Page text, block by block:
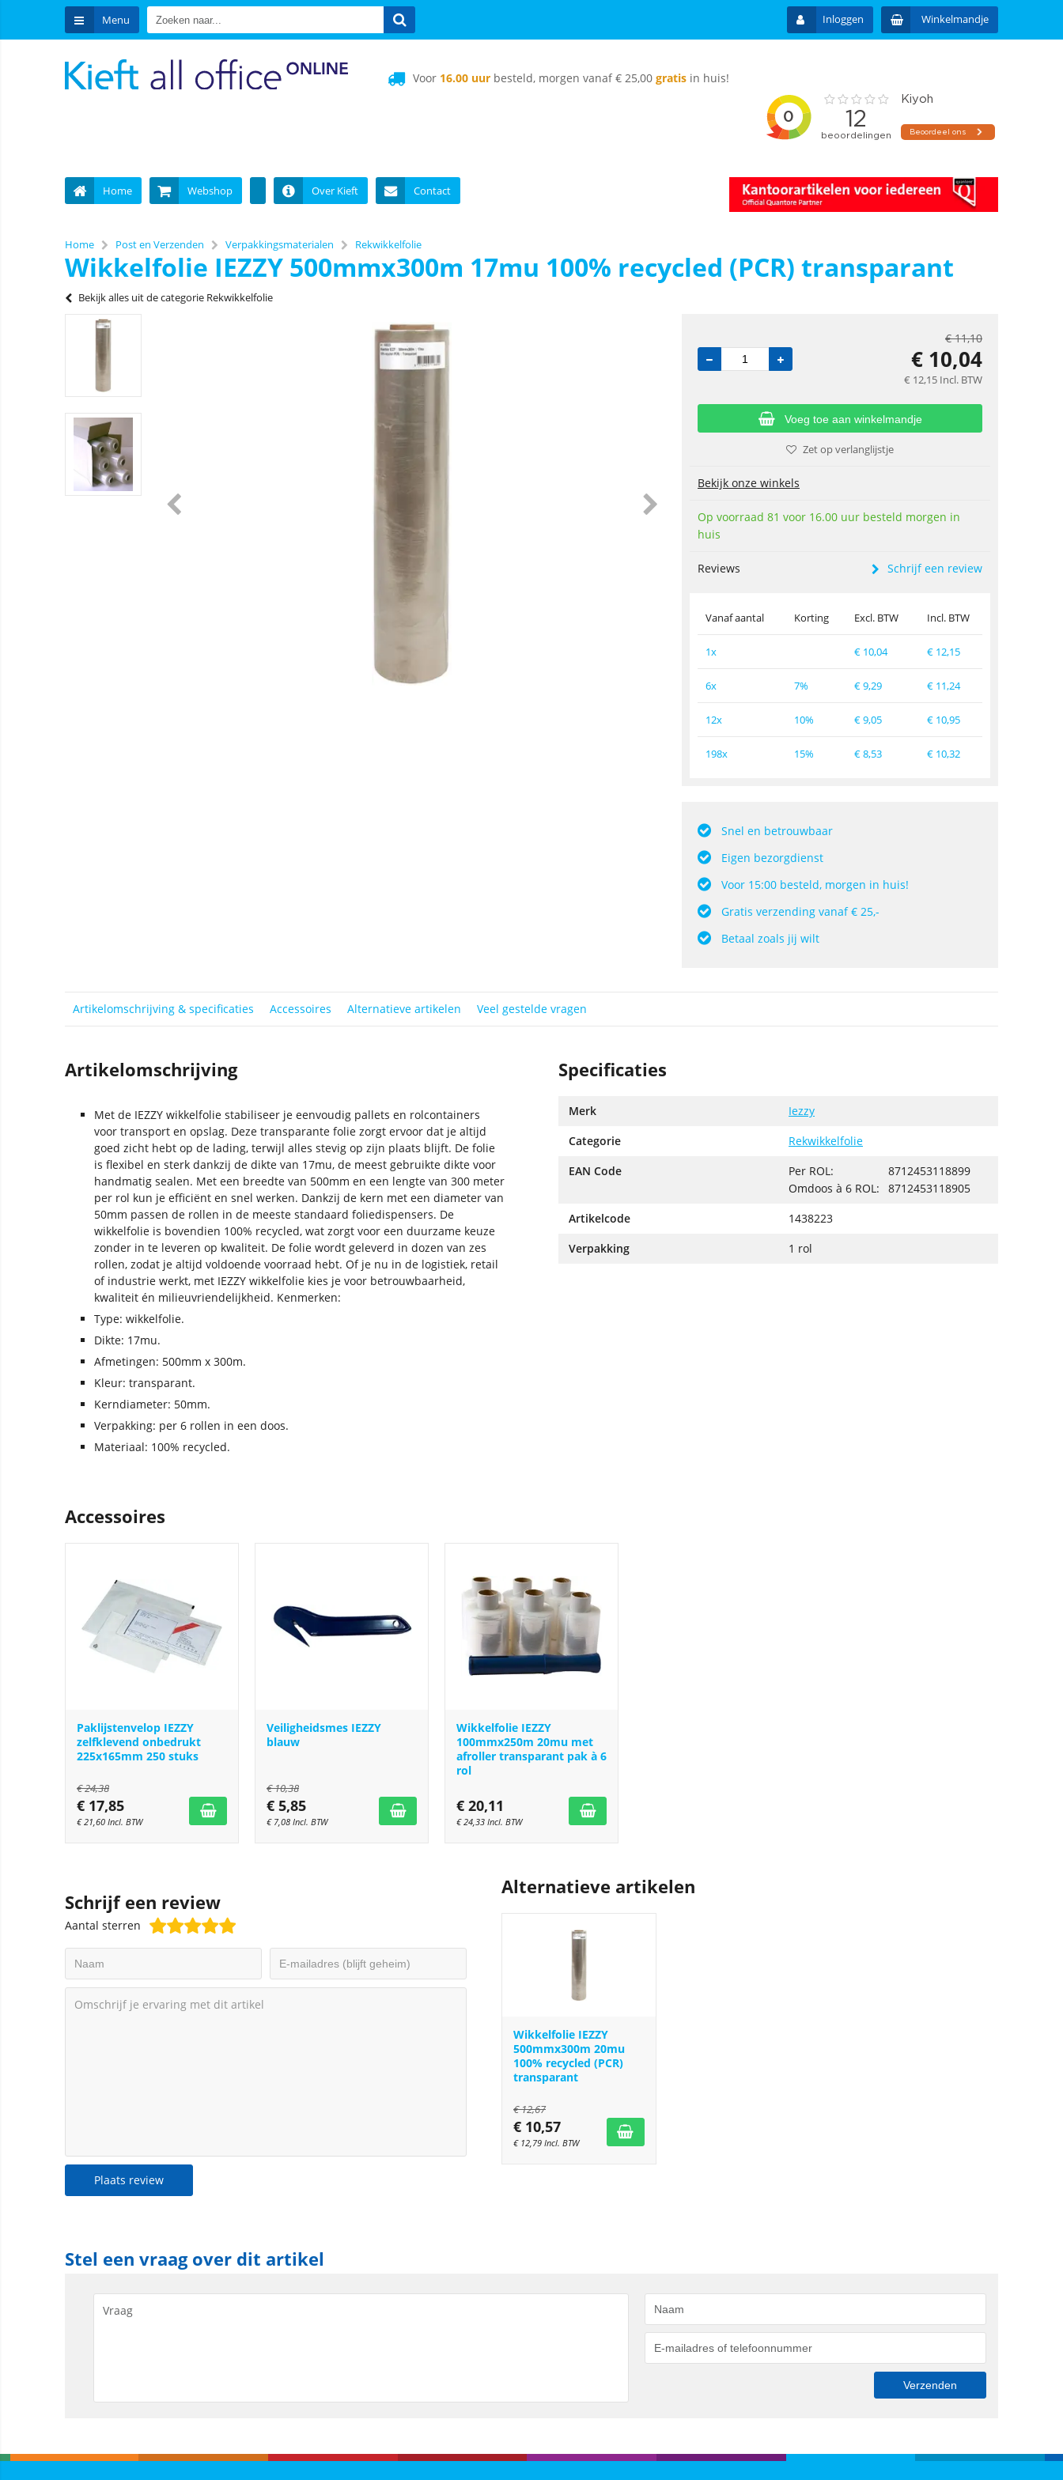
Menu Inloggen Winkelmandje
Voor 16.00 uur besteld, morgen vanaf € 25,00 gratis in huis!
Home Webshop Over Kieft Contact
Home Post en Verzenden Verpakkingsmaterialen Rekwikkelfolie
Wikkelfolie IEZZY 500mmx300m 17mu 100% recycled (PCR) transparant
Bekijk alles uit de categorie Rekwikkelfolie
€11,10
€ 10,04
€ 12,15 Incl. BTW
Voeg toe aan winkelmandje
Zet op verlanglijstje
Bekijk onze winkels
Op voorraad 81 voor 16.00 uur besteld morgen in
huis
Reviews Schrijf een review
Vanaf aantal Korting Excl. BTW Incl. BTW
1x € 10,04 € 12,15
6x 7% €9,29 € 11,24
12x 10% €9,05 € 10,95
198x 15% €8,53 € 10,32
Snel en betrouwbaar
Eigen bezorgdienst
Voor 15:00 besteld, morgen in huis!
Gratis verzending vanaf € 25,-
Betaal zoals jij wilt
Artikelomschrijving & specificaties Accessoires Alternatieve artikelen Veel gestelde vragen
Artikelomschrijving
Met de IEZZY wikkelfolie stabiliseer je eenvoudig pallets en rolcontainers
voor transport en opslag. Deze transparante folie zorgt ervoor dat je altijd
goed zicht hebt op de lading, terwijl alles stevig op zijn plaats blijft. De folie
is flexibel en sterk dankzij de dikte van 17mu, de meest gebruikte dikte voor
handmatig sealen. Met een breedte van 500mm en een lengte van 300 meter
per rol kun je efficiënt en snel werken. Dankzij de kern met een diameter van
50mm passen de rollen in de meeste standaard foliedispensers. De
wikkelfolie is bovendien 100% recycled, wat zorgt voor een duurzame keuze
zonder in te leveren op kwaliteit. De folie wordt geleverd in dozen van zes
rollen, zodat je altijd voldoende voorraad hebt. Of je nu in de logistiek, retail
of industrie werkt, met IEZZY wikkelfolie kies je voor betrouwbaarheid,
kwaliteit én milieuvriendelijkheid. Kenmerken:
Type: wikkelfolie.
Dikte: 17mu.
Afmetingen: 500mm x 300m.
Kleur: transparant.
Kerndiameter: 50mm.
Verpakking: per 6 rollen in een doos.
Materiaal: 100% recycled.
Specificaties
Merk
Iezzy
Categorie
Rekwikkelfolie
EAN Code
Per ROL:
8712453118899
Omdoos à 6 ROL:
8712453118905
Artikelcode
1438223
Verpakking
1 rol
Accessoires
Paklijstenvelop IEZZY
zelfklevend onbedrukt
225x165mm 250 stuks
€24,38
€ 17,85
€21,60 Incl. BTW
Veiligheidsmes IEZZY
blauw
€10,38
€ 5,85
€ 7,08 Incl. BTW
Wikkelfolie IEZZY
100mmx250m 20mu met
afroller transparant pak à 6
rol
€ 20,11
€24,33 Incl. BTW
Alternatieve artikelen
Wikkelfolie IEZZY
500mmx300m 20mu
100% recycled (PCR)
transparant
€12,67
€ 10,57
€ 12,79 Incl. BTW
Schrijf een review
Aantal sterren
Plaats review
Stel een vraag over dit artikel